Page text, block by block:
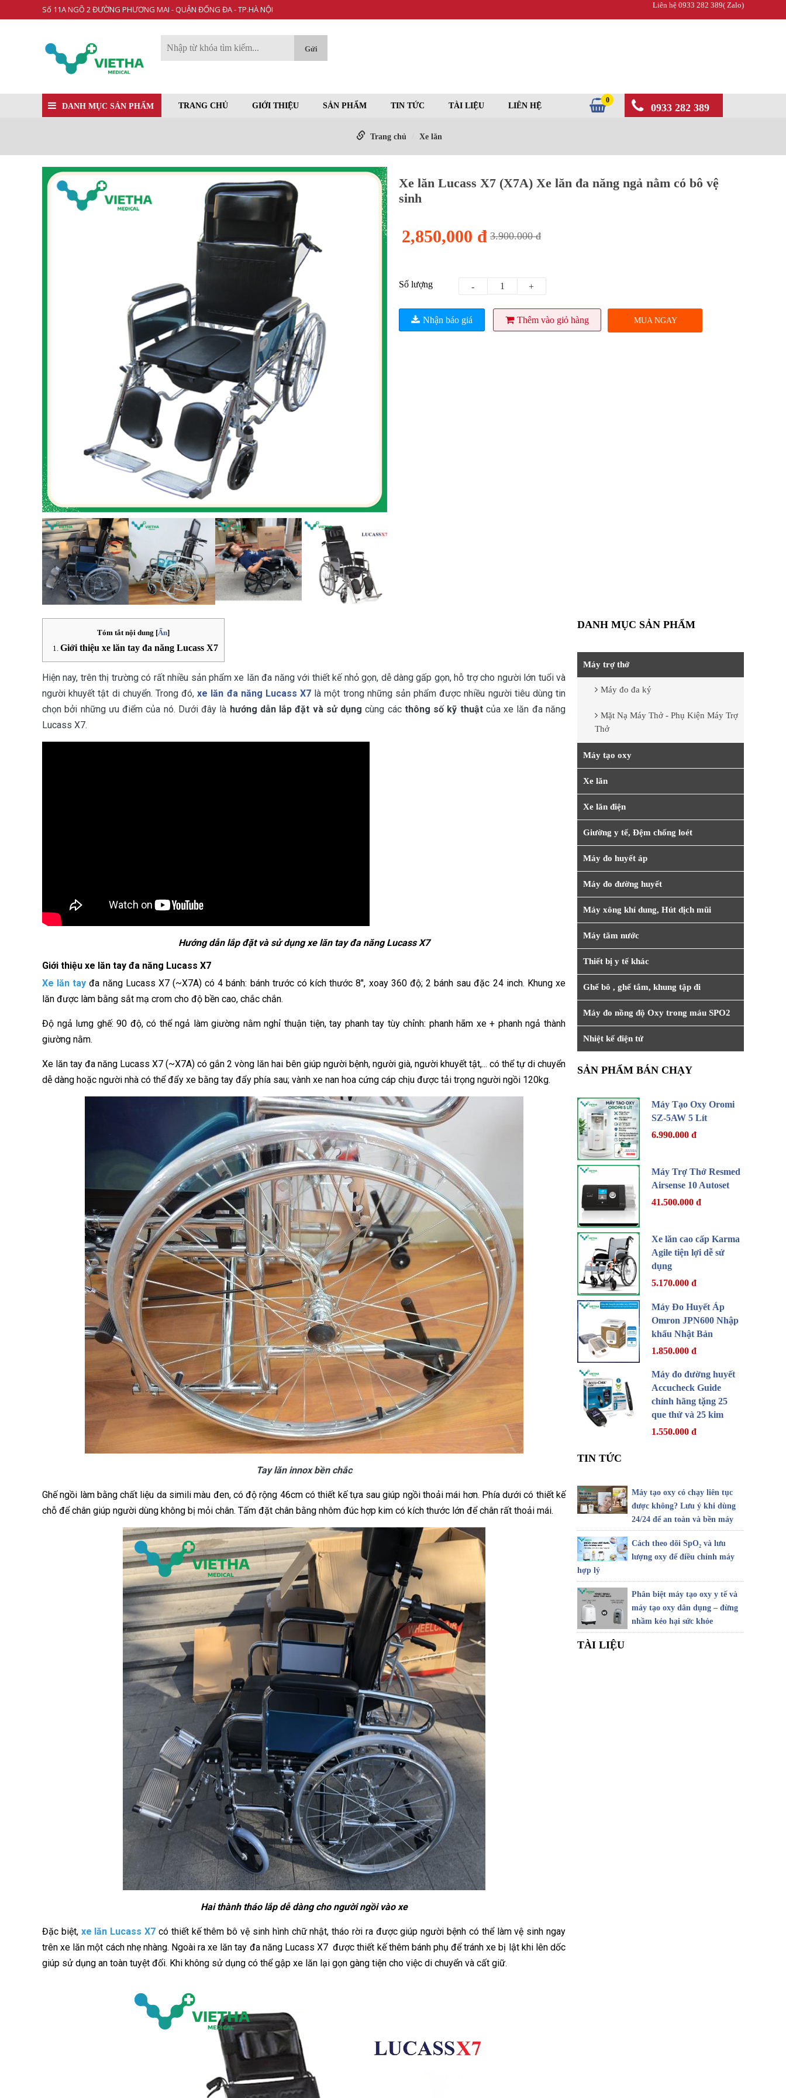
Số 11A NGÕ 2 ĐƯỜNG PHƯƠNG MAI - QUẬN ĐỐNG ĐA - TP.HÀ NỘI Liên hệ 0933 282 389( Zalo)
DANH MỤC SẢN PHẨM TRANG CHỦ GIỚI THIỆU SẢN PHẨM TIN TỨC TÀI LIỆU LIÊN HỆ
0
0933 282 389
Trang chủ Xe lăn
Xe lăn Lucass X7 (X7A) Xe lăn đa năng ngả nằm có bô vệ
sinh
2,850,000 đ 3.900.000 đ
Số lượng - +
Nhận báo giá Thêm vào giỏ hàng MUA NGAY
Tóm tắt nội dung [Ẩn]
Giới thiệu xe lăn tay đa năng Lucass X7
Hiện nay, trên thị trường có rất nhiều sản phẩm xe lăn đa năng với thiết kế nhỏ gọn, dễ dàng gấp gọn, hỗ trợ cho người lớn tuổi và
người khuyết tật di chuyển. Trong đó,xe lăn đa năng Lucass X7 là một trong những sản phẩm được nhiều người tiêu dùng tin
chọn bởi những ưu điểm của nó. Dưới đây là hướng dẫn lắp đặt và sử dụng cùng các thông số kỹ thuậtcủa xe lăn đa năng
Lucass X7.
Hướng dẫn lắp đặt và sử dụng xe lăn tay đa năng Lucass X7
Giới thiệu xe lăn tay đa năng Lucass X7
Xe lăn tay đa năng Lucass X7 (~X7A) có 4 bánh: bánh trước có kích thước 8″, xoay 360 độ; 2 bánh sau đặc 24 inch. Khung xe
lăn được làm bằng sắt mạ crom cho độ bền cao, chắc chắn.
Độ ngả lưng ghế: 90 độ, có thể ngả làm giường nằm nghỉ thuận tiện, tay phanh tay tùy chỉnh: phanh hãm xe + phanh ngả thành
giường nằm.
Xe lăn tay đa năng Lucass X7 (~X7A) có gắn 2 vòng lăn hai bên giúp người bệnh, người già, người khuyết tật,... có thể tự di chuyển
dễ dàng hoặc người nhà có thể đẩy xe bằng tay đẩy phía sau; vành xe nan hoa cứng cáp chịu được tải trọng người ngồi 120kg.
Tay lăn innox bền chắc
Ghế ngồi làm bằng chất liệu da simili màu đen, có độ rộng 46cm có thiết kế tựa sau giúp ngồi thoải mái hơn. Phía dưới có thiết kế
chỗ để chân giúp người dùng không bị mỏi chân. Tấm đặt chân bằng nhôm đúc hợp kim có kích thước lớn để chân rất thoải mái.
Hai thành tháo lắp dễ dàng cho người ngồi vào xe
Đặc biệt, xe lăn Lucass X7 có thiết kế thêm bô vệ sinh hình chữ nhật, tháo rời ra được giúp người bệnh có thể làm vệ sinh ngay
trên xe lăn một cách nhẹ nhàng. Ngoài ra xe lăn tay đa năng Lucass X7 được thiết kế thêm bánh phụ để tránh xe bị lật khi lên dốc
giúp sử dụng an toàn tuyệt đối. Khi không sử dụng có thể gập xe lăn lại gọn gàng tiện cho việc di chuyển và cất giữ.
DANH MỤC SẢN PHẨM
Máy trợ thở
Máy đo đa ký
Mặt Nạ Máy Thở - Phụ Kiện Máy Trợ
Thở
Máy tạo oxy
Xe lăn
Xe lăn điện
Giường y tế, Đệm chống loét
Máy đo huyết áp
Máy đo đường huyết
Máy xông khí dung, Hút dịch mũi
Máy tăm nước
Thiết bị y tế khác
Ghế bô , ghế tắm, khung tập đi
Máy đo nồng độ Oxy trong máu SPO2
Nhiệt kế điện tử
SẢN PHẨM BÁN CHẠY
Máy Tạo Oxy Oromi
SZ-5AW 5 Lít
6.990.000 đ
Máy Trợ Thở Resmed
Airsense 10 Autoset
41.500.000 đ
Xe lăn cao cấp Karma
Agile tiện lợi dễ sử
dụng
5.170.000 đ
Máy Đo Huyết Áp
Omron JPN600 Nhập
khẩu Nhật Bản
1.850.000 đ
Máy đo đường huyết
Accucheck Guide
chính hãng tặng 25
que thử và 25 kim
1.550.000 đ
TIN TỨC
Máy tạo oxy có chạy liên tục
được không? Lưu ý khi dùng
24/24 để an toàn và bền máy
Cách theo dõi SpO₂ và lưu
lượng oxy để điều chỉnh máy
hợp lý
Phân biệt máy tạo oxy y tế và
máy tạo oxy dân dụng – đừng
nhầm kẻo hại sức khỏe
TÀI LIỆU